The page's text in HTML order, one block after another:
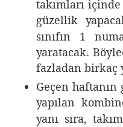
takımları
güzellik
sınıfın 1
yaratacak.
fazladan birkaç
Geçen
yapılan
yanı sıra,